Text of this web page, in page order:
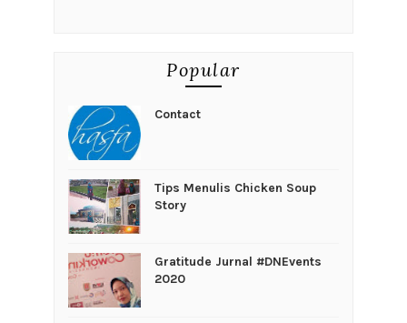
Popular
Contact
Tips Menulis Chicken Soup
Story
Gratitude Jurnal #DNEvents
2020